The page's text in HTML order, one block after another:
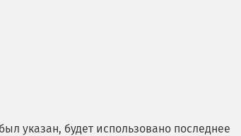
указан, будет использовано последнее